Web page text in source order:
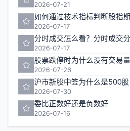
2026-07-21
如何通过技术指标判断股指
2026-07-17
分时成交怎么看？分时成交
2026-07-17
股票跌停时为什么没有交易量
2026-07-26
沪市新股中签为什么是500股
2026-07-30
委比正数好还是负数好
2026-07-16